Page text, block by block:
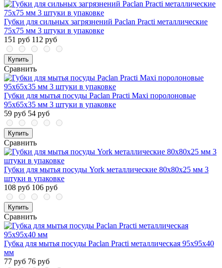
Губки для сильных загрязнений Paclan Practi металлические
75х75 мм 3 штуки в упаковке
151 руб 112 руб
Купить
Сравнить
Губки для мытья посуды Paclan Practi Maxi поролоновые
95x65x35 мм 3 штуки в упаковке
59 руб 54 руб
Купить
Сравнить
Губки для мытья посуды York металлические 80x80x25 мм 3
штуки в упаковке
108 руб 106 руб
Купить
Сравнить
Губка для мытья посуды Paclan Practi металлическая 95х95х40
мм
77 руб 76 руб